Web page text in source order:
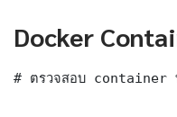
Docker
# ตรวจสอบ container ที่